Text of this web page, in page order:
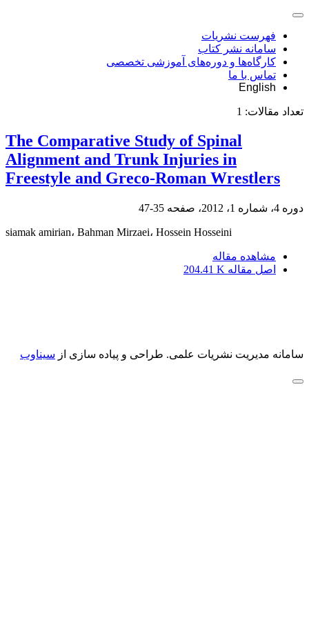
فهرست نشریات
سامانه نشر کتاب
کارگاه‌ها و دوره‌های آموزشی تخصصی
تماس با ما
English
تعداد مقالات: 1
The Comparative Study of Spinal
Alignment and Trunk Injuries in
Freestyle and Greco-Roman Wrestlers
دوره 4، شماره 1، 2012، صفحه 35-47
siamak amirian، Bahman Mirzaei، Hossein Hosseini
مشاهده مقاله
اصل مقاله 204.41 K
سامانه مدیریت نشریات علمی. طراحی و پیاده سازی از سیناوب